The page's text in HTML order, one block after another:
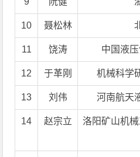
10 聂松林
11 饶涛 中国液
12 于革刚 机械科学
13 刘伟 河南航天
14 赵宗立
洛阳矿山机